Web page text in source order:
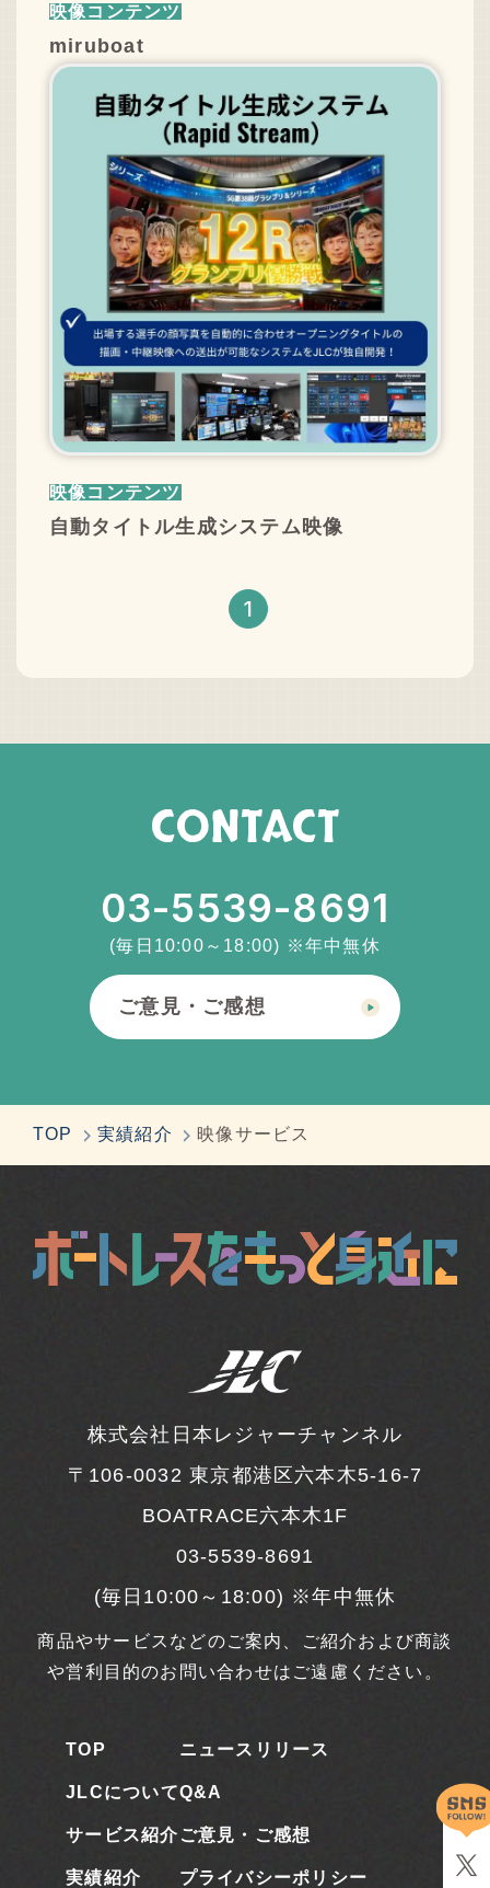
映像コンテンツ
miruboat
映像コンテンツ
自動タイトル生成システム映像
1
03-5539-8691
(毎日10:00～18:00) ※年中無休
ご意見・ご感想
TOP 実績紹介 映像サービス
株式会社日本レジャーチャンネル
〒106-0032東京都港区六本木5-16-7
BOATRACE六本木1F
03-5539-8691
(毎日10:00～18:00) ※年中無休
商品やサービスなどのご案内、ご紹介および商談
や営利目的のお問い合わせはご遠慮ください。
TOP
JLCについて
サービス紹介
実績紹介
ニュースリリース
Q&A
ご意見・ご感想
プライバシーポリシー